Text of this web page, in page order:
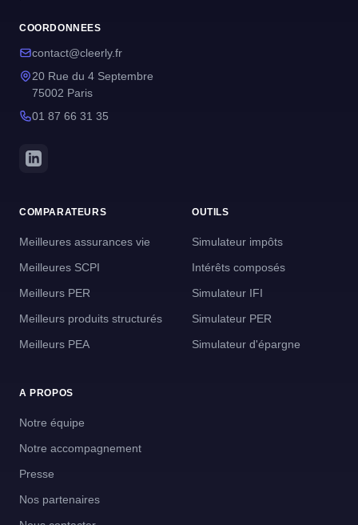
COORDONNEES
contact@cleerly.fr
20 Rue du 4 Septembre
75002 Paris
01 87 66 31 35
COMPARATEURS
Meilleures assurances vie
Meilleures SCPI
Meilleurs PER
Meilleurs produits structurés
Meilleurs PEA
OUTILS
Simulateur impôts
Intérêts composés
Simulateur IFI
Simulateur PER
Simulateur d'épargne
A PROPOS
Notre équipe
Notre accompagnement
Presse
Nos partenaires